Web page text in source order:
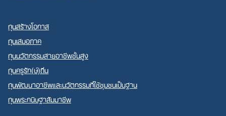
ทุนสร้างโอกาส
ทุนเสมอภาค
ทุนนวัตกรรมสายอาชีพชั้นสูง
ทุนครูรัก(ษ์)ถิ่น
ทุนพัฒนาอาชีพและนวัตกรรมที่ใช้ชุมชนเป็นฐาน
ทุนพระกนิษฐาสัมมาชีพ